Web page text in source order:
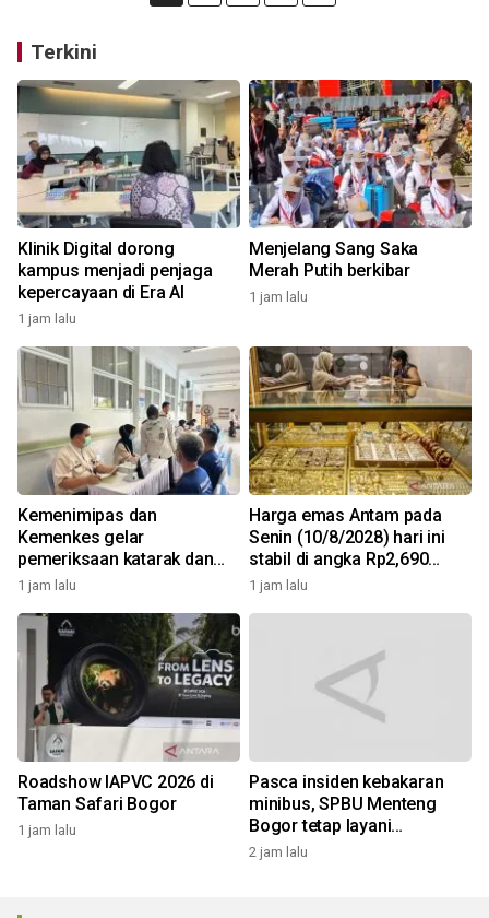
Terkini
Klinik Digital dorong
kampus menjadi penjaga
kepercayaan di Era AI
1 jam lalu
Menjelang Sang Saka
Merah Putih berkibar
1 jam lalu
Kemenimipas dan
Kemenkes gelar
pemeriksaan katarak dan
CKG sambut HUT RI
1 jam lalu
Harga emas Antam pada
Senin (10/8/2028) hari ini
stabil di angka Rp2,690
juta/gr
1 jam lalu
Roadshow IAPVC 2026 di
Taman Safari Bogor
1 jam lalu
Pasca insiden kebakaran
minibus, SPBU Menteng
Bogor tetap layani
pengisian solar
2 jam lalu